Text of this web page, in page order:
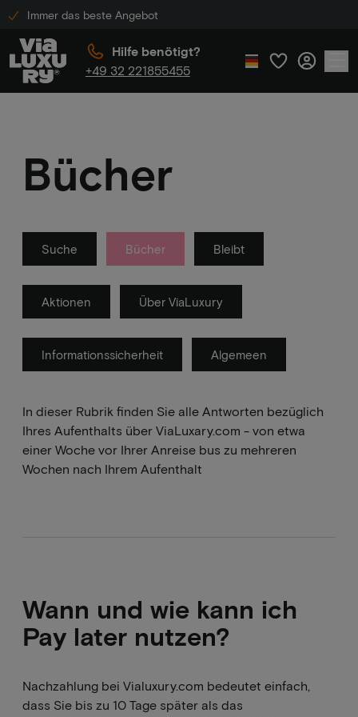
Immer das beste Angebot
Hilfe benötigt?
+49 32 221855455
Bücher
Suche Bücher Bleibt
Aktionen Über ViaLuxury
Informationssicherheit Algemeen
In dieser Rubrik finden Sie alle Antworten bezüglich
Ihres Aufenthalts über ViaLuxary.com - von etwa
einer Woche vor Ihrer Anreise bus zu mehreren
Wochen nach Ihrem Aufenthalt
Wann und wie kann ich
Pay later nutzen?
Nachzahlung bei Vialuxury.com bedeutet einfach,
dass Sie bis zu 10 Tage später als das